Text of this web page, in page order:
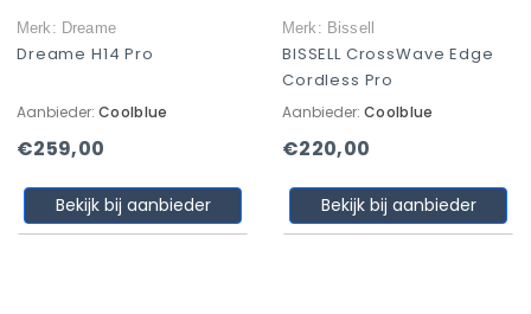
Merk: Dreame
Dreame H14 Pro
Aanbieder: Coolblue
€259,00
Bekijk bij aanbieder
Merk: Bissell
BISSELL CrossWave Edge
Cordless Pro
Aanbieder: Coolblue
€220,00
Bekijk bij aanbieder